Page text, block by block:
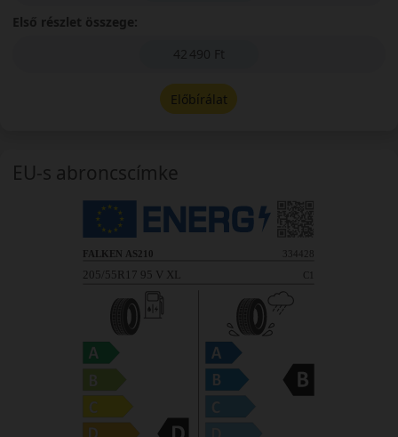
Első részlet összege:
42 490 Ft
Előbírálat
EU-s abroncscímke